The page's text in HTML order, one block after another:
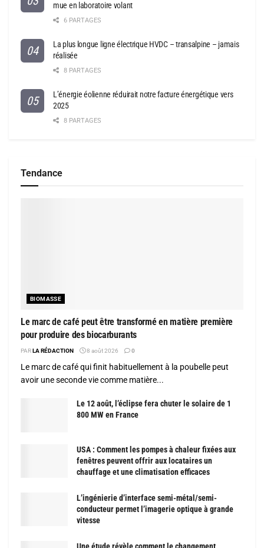
mue en laboratoire volant
6 PARTAGES
La plus longue ligne électrique HVDC – transalpine – jamais
réalisée
8 PARTAGES
L’énergie éolienne réduirait notre facture énergétique vers
2025
8 PARTAGES
Tendance
BIOMASSE
Le marc de café peut être transformé en matière première
pour produire des biocarburants
PAR LA RÉDACTION 8 août 2026 0
Le marc de café qui finit habituellement à la poubelle peut
avoir une seconde vie comme matière...
Le 12 août, l’éclipse fera chuter le solaire de 1
800 MW en France
USA : Comment les pompes à chaleur fixées aux
fenêtres peuvent offrir aux locataires un
chauffage et une climatisation efficaces
L’ingénierie d’interface semi-métal/semi-
conducteur permet l’imagerie optique à grande
vitesse
Une étude révèle comment le changement